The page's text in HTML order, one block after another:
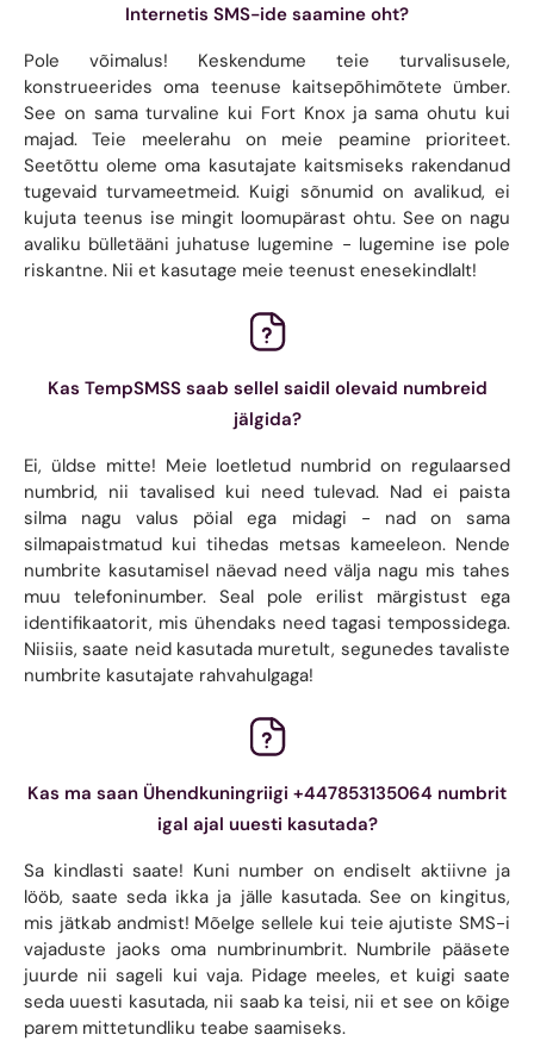
Internetis SMS-ide saamine oht?
Pole võimalus! Keskendume teie turvalisusele,
konstrueerides oma teenuse kaitsepõhimõtete ümber.
See on sama turvaline kui Fort Knox ja sama ohutu kui
majad. Teie meelerahu on meie peamine prioriteet.
Seetõttu oleme oma kasutajate kaitsmiseks rakendanud
tugevaid turvameetmeid. Kuigi sõnumid on avalikud, ei
kujuta teenus ise mingit loomupärast ohtu. See on nagu
avaliku bülletääni juhatuse lugemine - lugemine ise pole
riskantne. Nii et kasutage meie teenust enesekindlalt!
Kas TempSMSS saab sellel saidil olevaid numbreid
jälgida?
Ei, üldse mitte! Meie loetletud numbrid on regulaarsed
numbrid, nii tavalised kui need tulevad. Nad ei paista
silma nagu valus pöial ega midagi - nad on sama
silmapaistmatud kui tihedas metsas kameeleon. Nende
numbrite kasutamisel näevad need välja nagu mis tahes
muu telefoninumber. Seal pole erilist märgistust ega
identifikaatorit, mis ühendaks need tagasi tempossidega.
Niisiis, saate neid kasutada muretult, segunedes tavaliste
numbrite kasutajate rahvahulgaga!
Kas ma saan Ühendkuningriigi +447853135064 numbrit
igal ajal uuesti kasutada?
Sa kindlasti saate! Kuni number on endiselt aktiivne ja
lööb, saate seda ikka ja jälle kasutada. See on kingitus,
mis jätkab andmist! Mõelge sellele kui teie ajutiste SMS-i
vajaduste jaoks oma numbrinumbrit. Numbrile pääsete
juurde nii sageli kui vaja. Pidage meeles, et kuigi saate
seda uuesti kasutada, nii saab ka teisi, nii et see on kõige
parem mittetundliku teabe saamiseks.